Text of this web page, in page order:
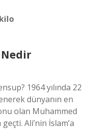
1964 yılında 22
dünyanın en
olan Muhammed
Ali’nin İslam’a